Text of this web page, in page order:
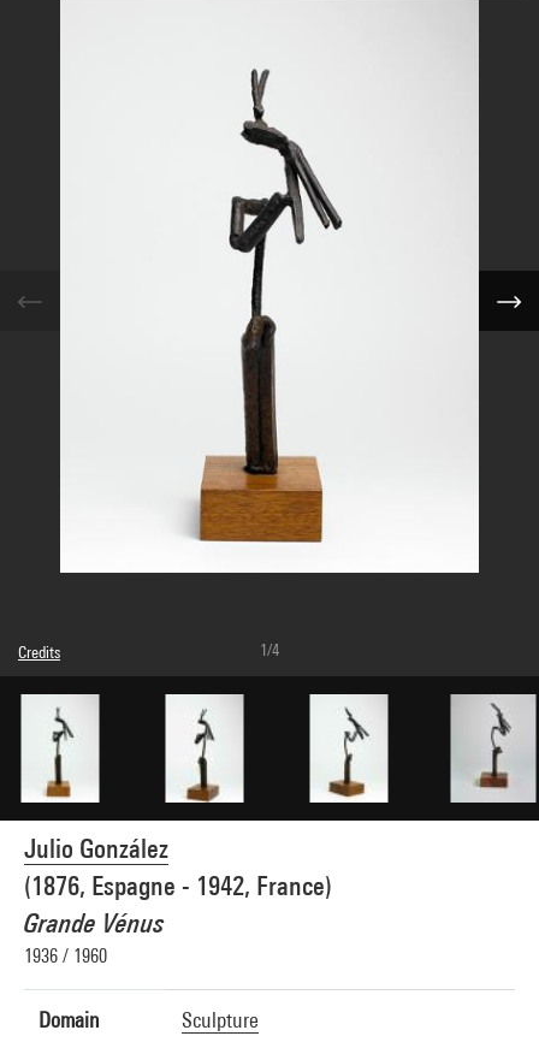
Julio González
(1876, Espagne - 1942, France)
Grande Vénus
1936 / 1960
Domain Sculpture
Credits
Caption : Vue n°1
Domaine public
Photo credits : Centre Pompidou, MNAM-CCI/Philippe Migeat/Dist. GrandPalaisRmn
Image reference : 4N03304
Image presentation :
GrandPalaisRmnPhoto
1/4